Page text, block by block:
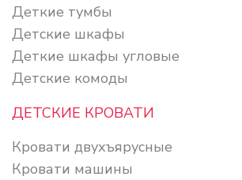
Деткие тумбы
Детские шкафы
Деткие шкафы угловые
Детские комоды
ДЕТСКИЕ КРОВАТИ
Кровати двухъярусные
Кровати машины